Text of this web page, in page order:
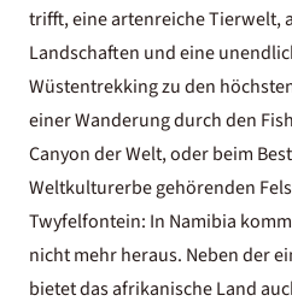
trifft, eine artenreiche Tierwelt,
Landschaften und eine
Wüstentrekking zu den
einer Wanderung durch den
Canyon der Welt, oder beim
Weltkulturerbe gehörenden
Twyfelfontein: In Namibia
nicht mehr heraus. Neben der
bietet das afrikanische Land